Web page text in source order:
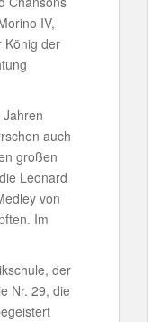
IV,
König der
auch
großen
Leonard
von
Im
der
Nr. 29, die